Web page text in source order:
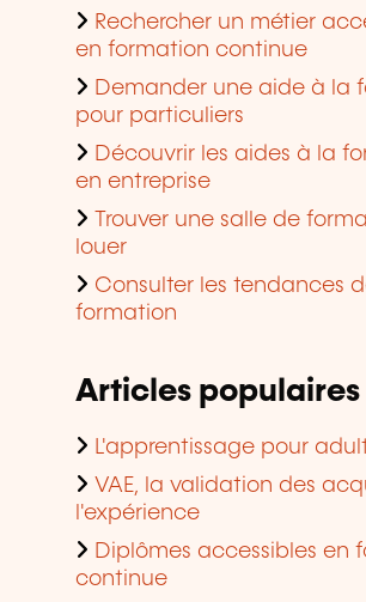
Rechercher un métier
en formation continue
Demander une aide à la
pour particuliers
Découvrir les aides à la
en entreprise
Trouver une salle de
louer
Consulter les tendances
formation
Articles populaires
L'apprentissage pour
VAE, la validation des
l'expérience
Diplômes accessibles en
continue